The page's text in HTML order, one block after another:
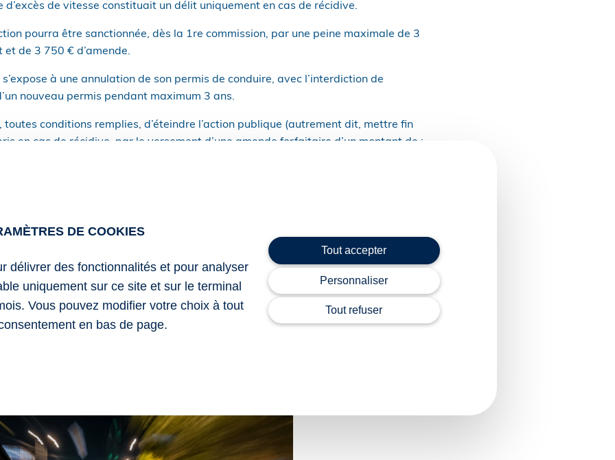
d’excès de vitesse constituait un délit uniquement en cas de récidive.
pourra être sanctionnée, dès la 1re commission, par une peine maximale de 3
et de 3 750 € d’amende.
à une annulation de son permis de conduire, avec l’interdiction de
nouveau permis pendant maximum 3 ans.
toutes conditions remplies, d’éteindre l’action publique (autrement dit, mettre fin
en cas de récidive, par le versement d’une amende forfaitaire d’un montant de :
du 22 décembre 2025 pris pour la mise en œuvre du délit d’excès de vitesse
loi no 2025-622 du 9 juillet 2025 portant création de l’homicide routier et visant
routière
d’un délit d’excès de vitesse – © Copyright WebLex
DE COOKIES
délivrer des fonctionnalités et pour analyser
uniquement sur ce site et sur le terminal
Vous pouvez modifier votre choix à tout
en bas de page.
Tout accepter
Personnaliser
Tout refuser